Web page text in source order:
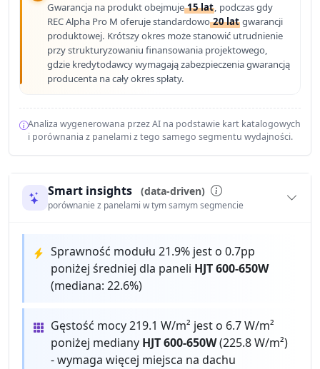
Gwarancja na produkt obejmuje15 lat, podczas gdy
REC Alpha Pro M oferuje standardowo20 lat gwarancji
produktowej. Krótszy okres może stanowić utrudnienie
przy strukturyzowaniu finansowania projektowego,
gdzie kredytodawcy wymagają zabezpieczenia gwarancją
producenta na cały okres spłaty.
Analiza wygenerowana przez AI na podstawie kart katalogowych
i porównania z panelami z tego samego segmentu wydajności.
Smart insights (data-driven)
porównanie z panelami w tym samym segmencie
Sprawność modułu 21.9% jest o 0.7pp
poniżej średniej dla paneli HJT 600-650W
(mediana: 22.6%)
Gęstość mocy 219.1 W/m² jest o 6.7 W/m²
poniżej mediany HJT 600-650W(225.8 W/m²)
- wymaga więcej miejsca na dachu